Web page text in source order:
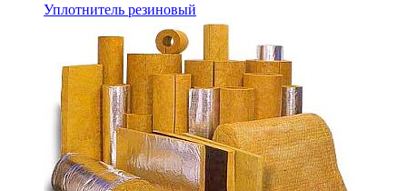
Уплотнитель резиновый